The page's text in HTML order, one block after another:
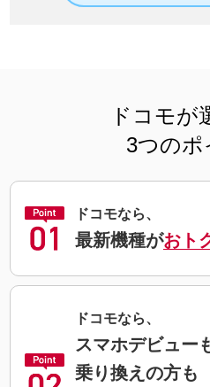
ドコモが
3つのポ
ドコモなら、
最新機種がおト
ドコモなら、
スマホデビュー
乗り換えの方も